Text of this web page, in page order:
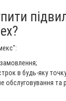
в будь-яку
обслуговування та